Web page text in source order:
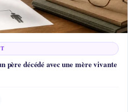
père décédé avec une mère vivante